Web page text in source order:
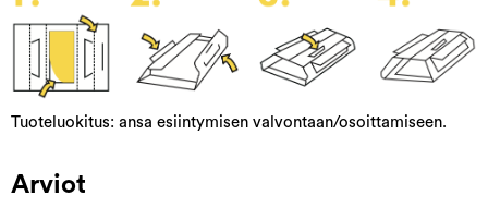
Tuoteluokitus: ansa esiintymisen valvontaan/osoittamiseen.
Arviot